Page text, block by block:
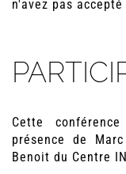
n'avez pas
Cette
présence de
Benoit du Centre